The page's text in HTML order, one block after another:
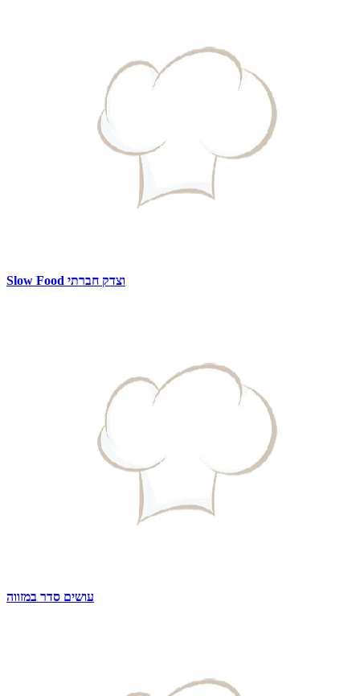
Slow Food וצדק חברתי
עושים סדר במזווה